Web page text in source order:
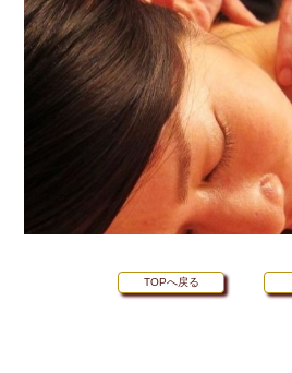
TOPへ戻る